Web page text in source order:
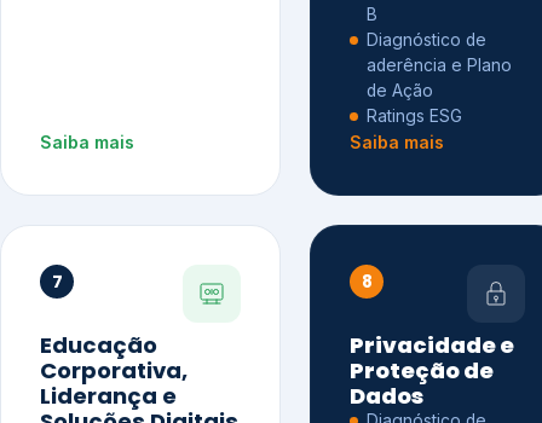
Saiba mais
B
Diagnóstico de
aderência e Plano
de Ação
Ratings ESG
Saiba mais
7
Educação
Corporativa,
Liderança e
8
Privacidade e
Proteção de
Dados